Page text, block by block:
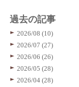
過去の記事
2026/08 (10)
2026/07 (27)
2026/06 (26)
2026/05 (28)
2026/04 (28)